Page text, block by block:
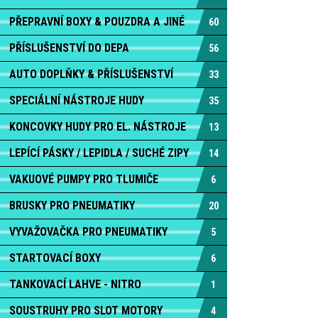
PŘEPRAVNÍ BOXY & POUZDRA A JINÉ 60
PŘÍSLUŠENSTVÍ DO DEPA 56
AUTO DOPLŇKY & PŘÍSLUŠENSTVÍ 33
SPECIÁLNÍ NÁSTROJE HUDY 35
KONCOVKY HUDY PRO EL. NÁSTROJE 13
LEPÍCÍ PÁSKY / LEPIDLA / SUCHÉ ZIPY 14
VAKUOVÉ PUMPY PRO TLUMIČE 6
BRUSKY PRO PNEUMATIKY 20
VYVAŽOVAČKA PRO PNEUMATIKY 5
STARTOVACÍ BOXY 6
TANKOVACÍ LAHVE - NITRO 1
SOUSTRUHY PRO SLOT MOTORY 4